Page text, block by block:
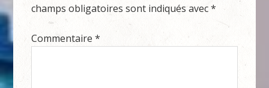
champs obligatoires sont indiqués avec*
Commentaire*